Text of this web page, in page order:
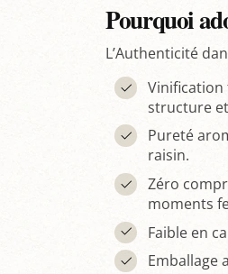
Pourquoi
L’Authenticité
structure
Pureté
raisin.
Zéro
moments
Faible en
Emballage